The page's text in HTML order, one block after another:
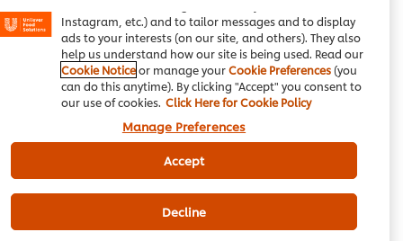
سلاد مغربی کھانا سبزیاں
Be the first to review.
Instagram, etc.) and to tailor messages and to display
ads to your interests (on our site, and others). They also
help us understand how our site is being used. Read our
Cookie Noticeor manage yourCookie Preferences(you
can do this anytime). By clicking "Accept" you consent to
our use of cookies. Click Here for Cookie Policy
Manage Preferences
Decline
Accept